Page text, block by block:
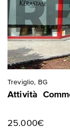
Treviglio, BG
Attività
25.000€